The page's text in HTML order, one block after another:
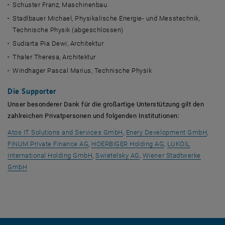
Schuster Franz, Maschinenbau
Stadlbauer Michael, Physikalische Energie- und Messtechnik,
Technische Physik (abgeschlossen)
Sudiarta Pia Dewi, Architektur
Thaler Theresa, Architektur
Windhager Pascal Marius, Technische Physik
DieSupporter
Unser besonderer Dank für die großartige Unterstützung gilt den
zahlreichen Privatpersonen und folgenden Institutionen:
Atos IT Solutions and Services GmbH , opens an external URL in a
, Enery Development GmbH,
FiNUM.Private Finance AG , opens an external URL in a new window
, HOERBIGER Holding AG , opens an
, LUKOIL
International Holding GmbH , opens an external URL in a new window
,Swietelsky AG , opens an external URL in
, Wiener Stadtwerke
GmbH